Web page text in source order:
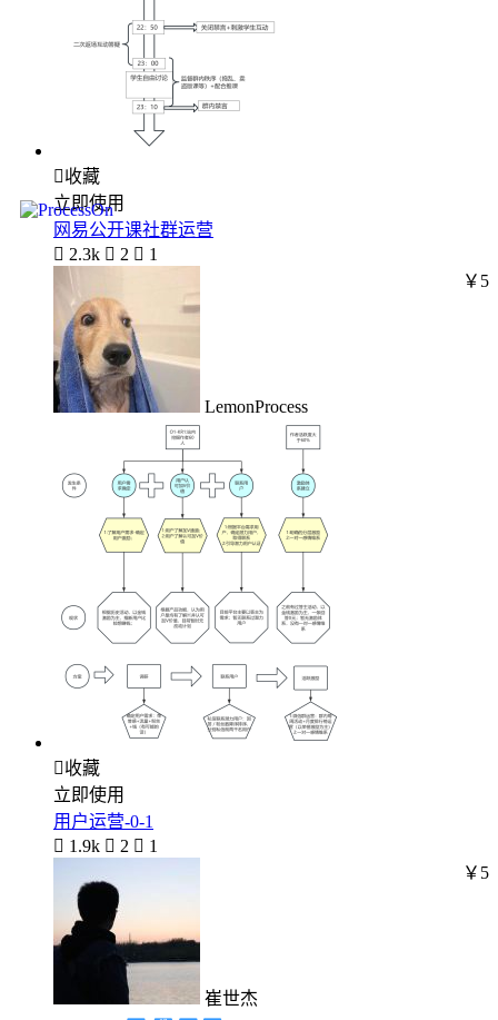
收藏
立即使用
网易公开课社群运营
 2.3k  2  1
LemonProcess
￥5
收藏
立即使用
用户运营-0-1
 1.9k  2  1
崔世杰
￥5